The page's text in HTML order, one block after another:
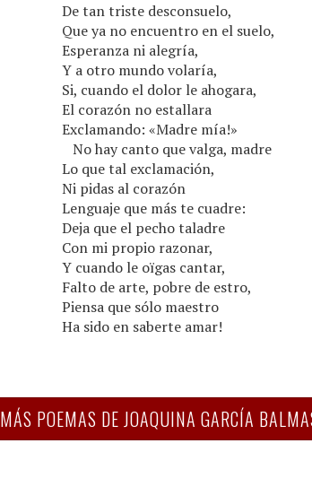
De tan triste desconsuelo,
Que ya no encuentro en el suelo,
Esperanza ni alegría,
Y a otro mundo volaría,
Si, cuando el dolor le ahogara,
El corazón no estallara
Exclamando: «Madre mía!»
No hay canto que valga, madre
Lo que tal exclamación,
Ni pidas al corazón
Lenguaje que más te cuadre:
Deja que el pecho taladre
Con mi propio razonar,
Y cuando le oïgas cantar,
Falto de arte, pobre de estro,
Piensa que sólo maestro
Ha sido en saberte amar!
MÁS POEMAS DE JOAQUINA GARCÍA